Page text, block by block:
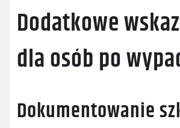
Dodatkowe
dla osób po
Dokumentowanie